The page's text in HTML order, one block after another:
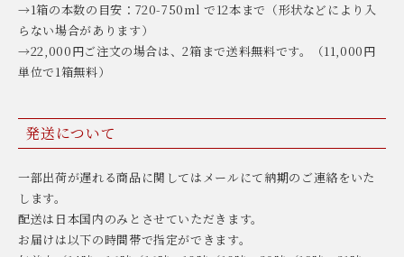
→1箱の本数の目安：720-750ml で12本まで（形状などにより入
らない場合があります）
→22,000円ご注文の場合は、2箱まで送料無料です。（11,000円
単位で1箱無料）
発送について
一部出荷が遅れる商品に関してはメールにて納期のご連絡をいた
します。
配送は日本国内のみとさせていただきます。
お届けは以下の時間帯で指定ができます。